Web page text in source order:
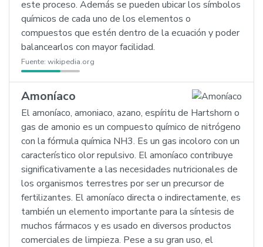
este proceso. Además se pueden ubicar los símbolos
químicos de cada uno de los elementos o
compuestos que estén dentro de la ecuación y poder
balancearlos con mayor facilidad.
Fuente: wikipedia.org
Amoníaco
El amoníaco, amoniaco, azano, espíritu de Hartshorn o
gas de amonio es un compuesto químico de nitrógeno
con la fórmula química NH3. Es un gas incoloro con un
característico olor repulsivo. El amoníaco contribuye
significativamente a las necesidades nutricionales de
los organismos terrestres por ser un precursor de
fertilizantes. El amoníaco directa o indirectamente, es
también un elemento importante para la síntesis de
muchos fármacos y es usado en diversos productos
comerciales de limpieza. Pese a su gran uso, el